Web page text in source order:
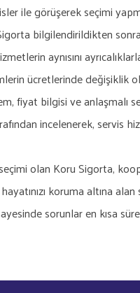
ile görüşerek seçimi
bilgilendirildikten
aynısını
ücretlerinde değişiklik
fiyat bilgisi ve anlaşmalı
incelenerek, servis
olan Koru Sigorta,
koruma altına
sorunlar en kısa